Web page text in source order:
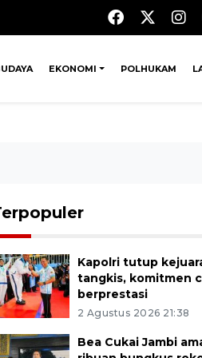
EKONOMI POLHUKAM
Kapolri tutup
tangkis, komitmen
berprestasi
2 Agustus 2026 21:38
Bea Cukai Jambi